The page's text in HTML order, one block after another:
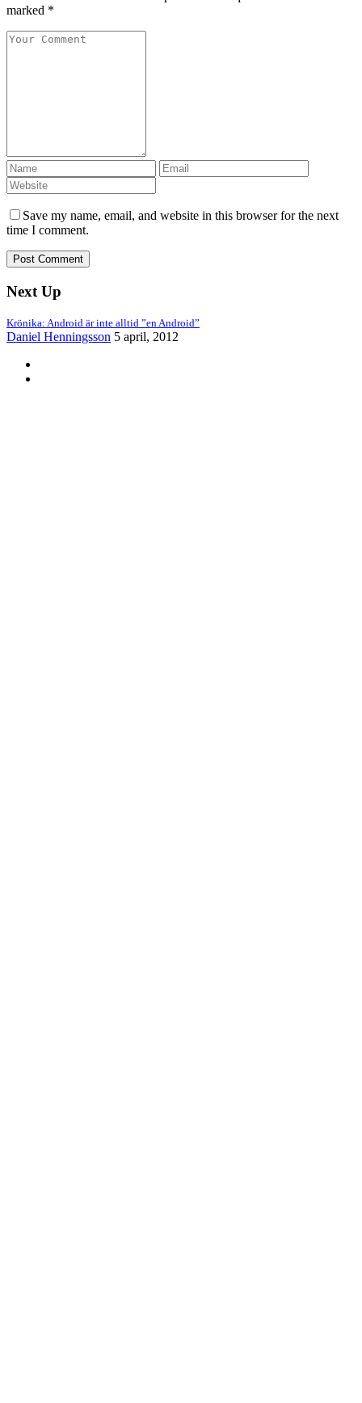
marked *
Save my name, email, and website in this browser for the next
time I comment.
Next Up
Krönika: Android är inte alltid ”en Android”
Daniel Henningsson 5 april, 2012